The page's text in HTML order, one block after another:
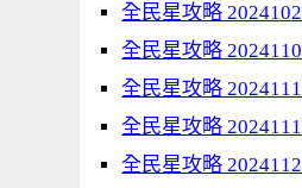
全民星攻略
全民星攻略
全民星攻略
全民星攻略
全民星攻略